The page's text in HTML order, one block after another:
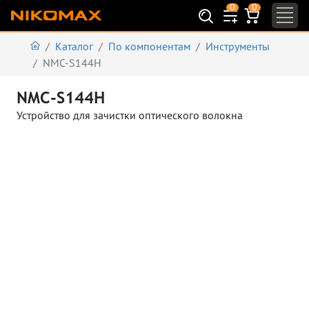
0 0
Каталог По компонентам
Инструменты
NMC-S144H
NMC-S144H
Устройство для зачистки оптического волокна